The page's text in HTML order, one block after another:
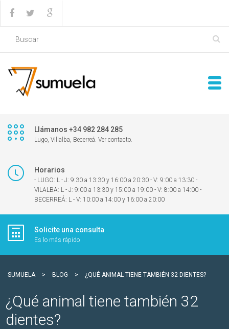
Llámanos +34 982 284 285
Lugo, Villalba, Becerreá. Ver contacto.
Horarios
- LUGO: L - J: 9:30 a 13:30 y 16:00 a 20:30 - V: 9:00 a 13:30 -
VILALBA: L - J: 9:00 a 13:30 y 15:00 a 19:00 - V: 8:00 a 14:00 -
BECERREÁ: L - V: 10:00 a 14:00 y 16:00 a 20:00
Solicite una consulta
Es lo más rápido
SUMUELA > BLOG > ¿QUÉ ANIMAL TIENE TAMBIÉN 32 DIENTES?
¿Qué animal tiene también 32
dientes?